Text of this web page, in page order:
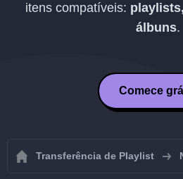
itens compatíveis:
álbuns.
Comece
Transferência de Playlist